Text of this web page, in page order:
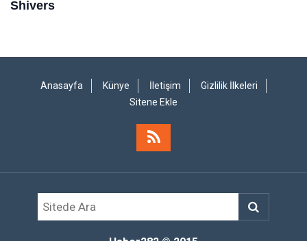
Anasayfa Künye İletişim
Gizlilik İlkeleri
Sitene Ekle